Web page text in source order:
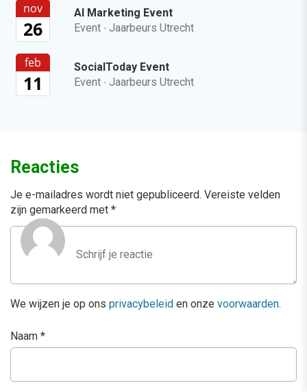
nov
26
AI Marketing Event
Event · Jaarbeurs Utrecht
feb
11
SocialToday Event
Event · Jaarbeurs Utrecht
Reacties
Je e-mailadres wordt niet gepubliceerd. Vereiste velden
zijn gemarkeerd met *
We wijzen je op ons privacybeleid en onze voorwaarden.
Naam *